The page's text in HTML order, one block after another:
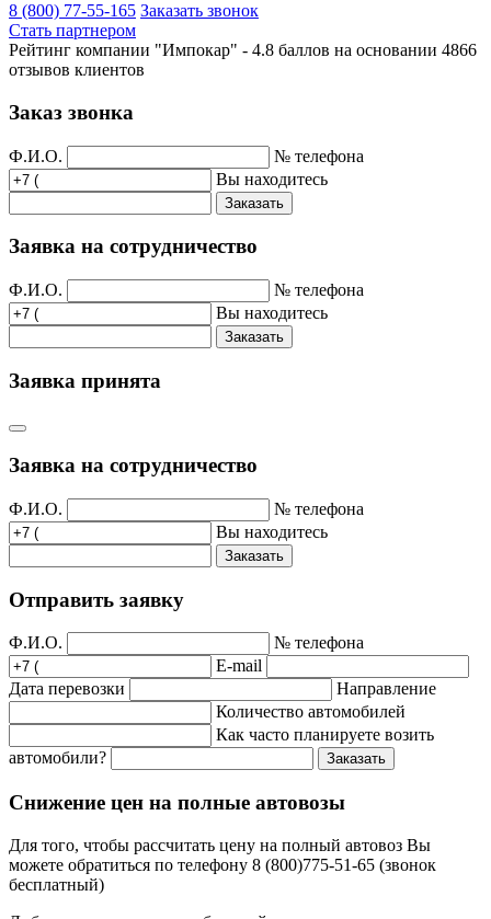
8 (800) 77-55-165 Заказать звонок
Стать партнером
Рейтинг компании "Импокар" - 4.8 баллов на основании 4866
отзывов клиентов
Заказ звонка
Ф.И.О.
№ телефона
Вы находитесь
Заказать
Заявка на сотрудничество
Ф.И.О.
№ телефона
Вы находитесь
Заказать
Заявка принята
Заявка на сотрудничество
Ф.И.О.
№ телефона
Вы находитесь
Заказать
Отправить заявку
Ф.И.О.
№ телефона
E-mail
Дата перевозки
Направление
Количество автомобилей
Как часто планируете возить
автомобили?
Заказать
Снижение цен на полные автовозы
Для того, чтобы рассчитать цену на полный автовоз Вы
можете обратиться по телефону 8 (800)775-51-65 (звонок
бесплатный)